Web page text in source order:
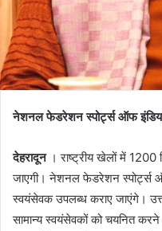
नेशनल फेडरेशन स्पोर्ट्स ऑफ
देहरादून। राष्ट्रीय खेलों में 1200
जाएगी। नेशनल फेडरेशन स्पोर्ट्स
स्वयंसेवक उपलब्ध कराए जाएंगे।
सामान्य स्वयंसेवकों को चयनित